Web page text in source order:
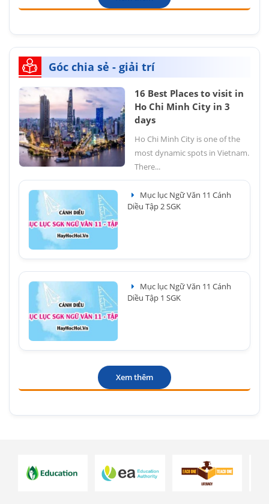
Góc chia sẻ - giải trí
16 Best Places to visit in
Ho Chi Minh City in 3
days
Ho Chi Minh City is one of the
most dynamic spots in Vietnam.
There...
Mục lục Ngữ Văn 11 Cánh
Diều Tập 2 SGK
Mục lục Ngữ Văn 11 Cánh
Diều Tập 1 SGK
Xem thêm